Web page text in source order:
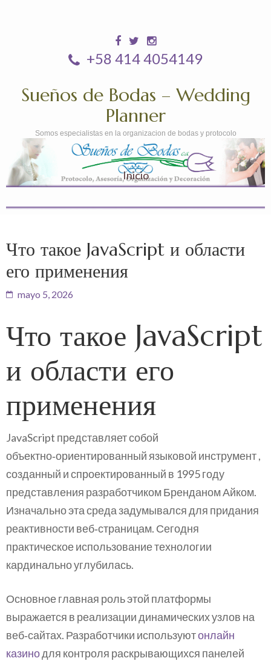
+58 414 4054149
Sueños de Bodas – Wedding
Planner
Somos especialistas en la organizacion de bodas y protocolo
Inicio
Что такое JavaScript и области
его применения
mayo 5, 2026
Что такое JavaScript
и области его
применения
JavaScript представляет собой
объектно‑ориентированный языковой инструмент ,
созданный и спроектированный в 1995 году
представления разработчиком Бренданом Айком.
Изначально эта среда задумывался для придания
реактивности веб‑страницам. Сегодня
практическое использование технологии
кардинально углубилась.
Основное главная роль этой платформы
выражается в реализации динамических узлов на
веб‑сайтах. Разработчики используютонлайн
казинодля контроля раскрывающихся панелей